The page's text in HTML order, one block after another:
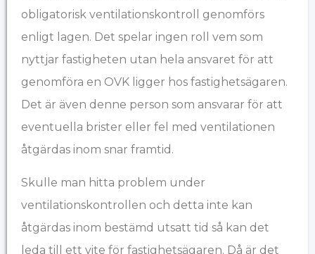
obligatorisk ventilationskontroll genomförs
enligt lagen. Det spelar ingen roll vem som
nyttjar fastigheten utan hela ansvaret för att
genomföra en OVK ligger hos fastighetsägaren.
Det är även denne person som ansvarar för att
eventuella brister eller fel med ventilationen
åtgärdas inom snar framtid.
Skulle man hitta problem under
ventilationskontrollen och detta inte kan
åtgärdas inom bestämd utsatt tid så kan det
leda till ett vite för fastighetsägaren. Då är det